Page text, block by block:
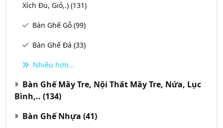
Xích Đu, Giỏ,.) (131)
Bàn Ghế Gỗ (99)
Bàn Ghế Đá (33)
Nhiều hơn...
Bàn Ghế Mây Tre, Nội Thất Mây Tre, Nứa, Lục
Bình,.. (134)
Bàn Ghế Nhựa (41)